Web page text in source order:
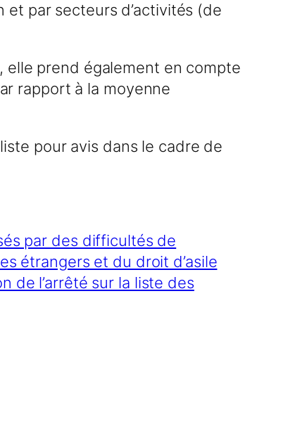
par secteurs d’activités (de
elle prend également en compte
rapport à la moyenne
pour avis dans le cadre de
par des difficultés de
étrangers et du droit d’asile
de l’arrêté sur la liste des